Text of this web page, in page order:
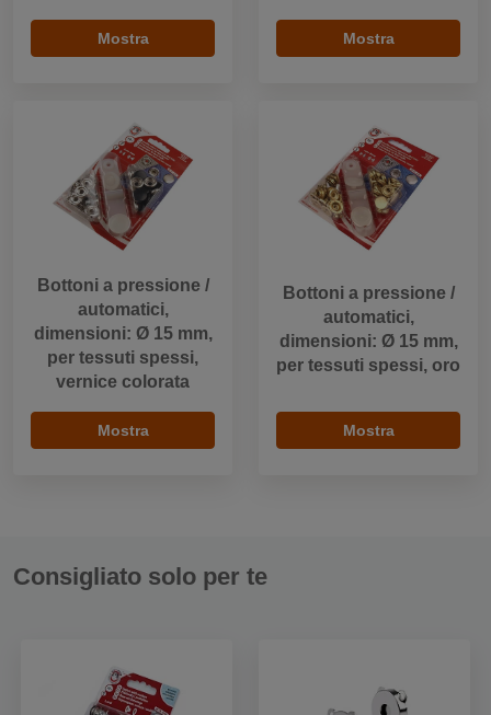
Mostra Mostra
Bottoni a pressione /
automatici,
dimensioni: Ø 15 mm,
per tessuti spessi,
vernice colorata
Mostra
Bottoni a pressione /
automatici,
dimensioni: Ø 15 mm,
per tessuti spessi, oro
Mostra
Consigliato solo per te